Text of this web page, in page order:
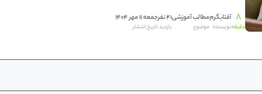
8
دقیقه
آفتابگرم
نویسنده
مطالب آموزشی
موضوع
41 نفر
بازدید
جمعه 11 مهر 1404
تاریخ انتشار